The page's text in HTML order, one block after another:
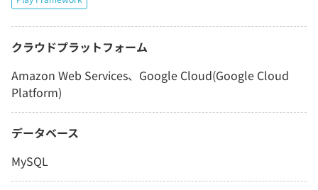
クラウドプラットフォーム
Amazon Web Services、Google Cloud(Google Cloud
Platform)
データベース
MySQL